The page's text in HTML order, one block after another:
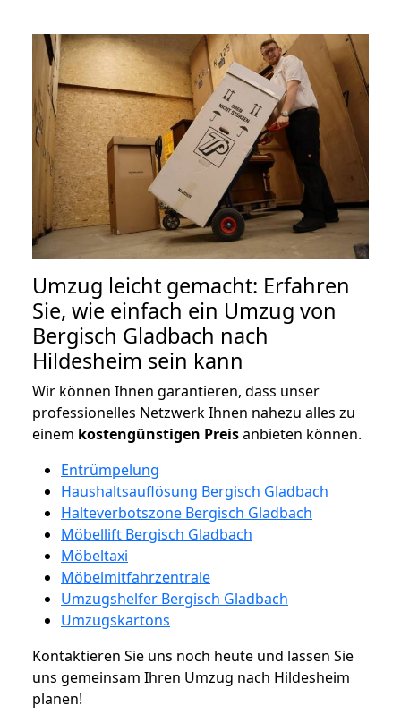
Umzug leicht gemacht: Erfahren
Sie, wie einfach ein Umzug von
Bergisch Gladbach nach
Hildesheim sein kann
Wir können Ihnen garantieren, dass unser
professionelles Netzwerk Ihnen nahezu alles zu
einem kostengünstigen Preisanbieten können.
Entrümpelung
Haushaltsauflösung Bergisch Gladbach
Halteverbotszone Bergisch Gladbach
Möbellift Bergisch Gladbach
Möbeltaxi
Möbelmitfahrzentrale
Umzugshelfer Bergisch Gladbach
Umzugskartons
Kontaktieren Sie uns noch heute und lassen Sie
uns gemeinsam Ihren Umzug nach Hildesheim
planen!